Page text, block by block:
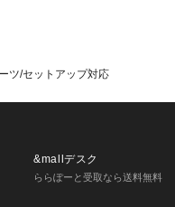
セットアップ対応
メーカー品番：C3-
ツ/セットアップ対応
&mallデスク
ららぽーと受取なら送料無料